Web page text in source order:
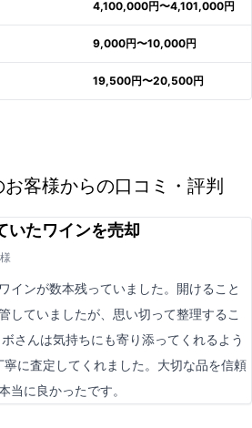
4,100,000円〜4,101,000円
9,000円〜10,000円
19,500円〜20,500円
客様からの口コミ・評判
いたワインを売却
インが数本残っていました。開けること
していましたが、思い切って整理するこ
さんは気持ちにも寄り添ってくれるよう
に査定してくれました。大切な品を信頼
当に良かったです。